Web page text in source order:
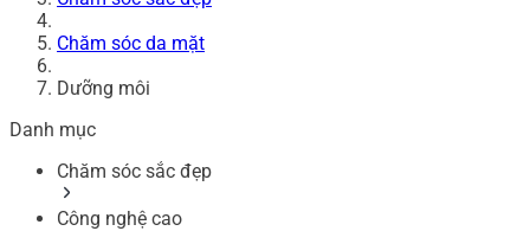
Chăm sóc da mặt
Dưỡng môi
Danh mục
Chăm sóc sắc đẹp
Công nghệ cao